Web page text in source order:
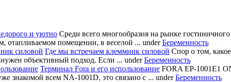
и уютно Среди всего многообразия на рынке
отапливаемом помещении, в веселой ... underБеременность
Где мы встречаем клеммник силовой Спор о том,
нужен объективный подход. Если ... underБеременность
Терминал Fora и его использование FORA EP-1001E1
знакомой всем NA-1001D, это связано с ... underБеременность